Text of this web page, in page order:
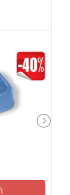
DISH
για να δείτε